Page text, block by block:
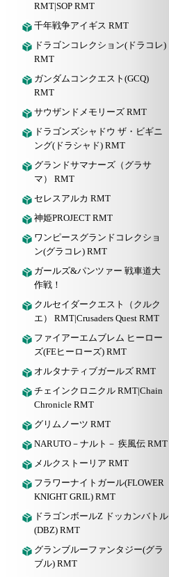
RMT|SOP RMT
千年戦争アイギス RMT
ドラゴンコレクション(ドラコレ)
RMT
ガンダムコンクエスト(GCQ)
RMT
サウザンドメモリーズ RMT
ドラゴンズシャドウ ザ・ビギニ
ング(ドラシャド) RMT
グランドサマナーズ（グラサ
マ） RMT
セレスアルカ RMT
神姫PROJECT RMT
ワンピースグランドコレクショ
ン(グラコレ) RMT
ガールズ&パンツァー 戦車道大
作戦！
クルセイダークエスト（クルク
エ） RMT|Crusaders Quest RMT
ファイアーエムブレム ヒーロー
ズ(FEヒーローズ) RMT
オルタナティブガールズ RMT
チェインクロニクル RMT|Chain
Chronicle RMT
グリムノーツ RMT
NARUTO－ナルト－ 疾風伝 RMT
メルクストーリア RMT
フラワーナイトガール(FLOWER
KNIGHT GRIL) RMT
ドラゴンボールZ ドッカンバトル
(DBZ) RMT
グランブルーファンタジー(グラ
ブル) RMT